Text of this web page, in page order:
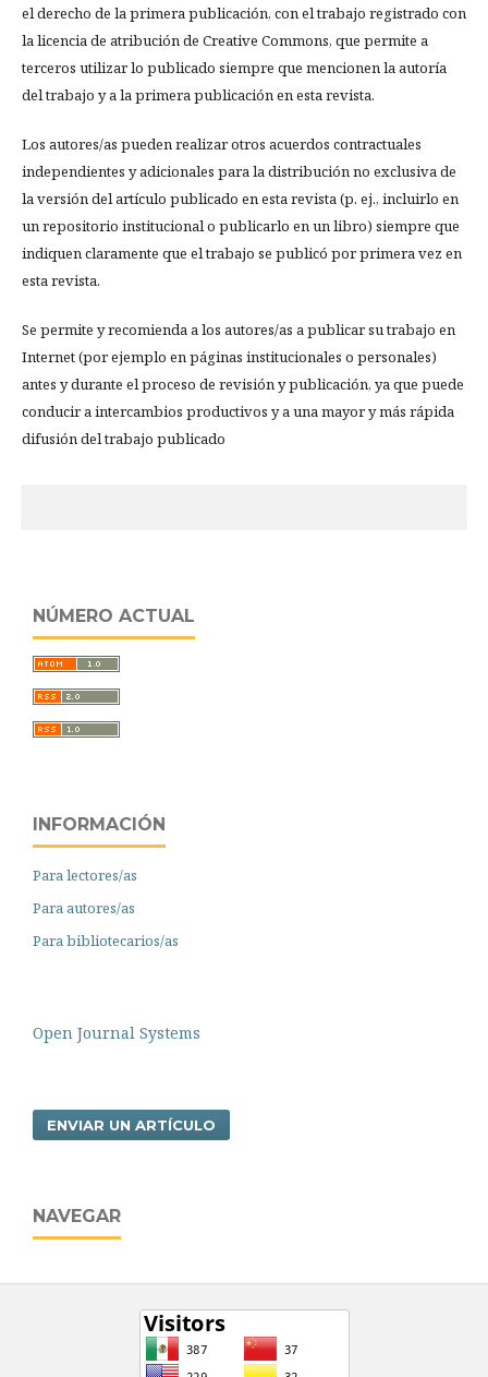
el derecho de la primera publicación, con el trabajo registrado con
la licencia de atribución de Creative Commons, que permite a
terceros utilizar lo publicado siempre que mencionen la autoría
del trabajo y a la primera publicación en esta revista.
Los autores/as pueden realizar otros acuerdos contractuales
independientes y adicionales para la distribución no exclusiva de
la versión del artículo publicado en esta revista (p. ej., incluirlo en
un repositorio institucional o publicarlo en un libro) siempre que
indiquen claramente que el trabajo se publicó por primera vez en
esta revista.
Se permite y recomienda a los autores/as a publicar su trabajo en
Internet (por ejemplo en páginas institucionales o personales)
antes y durante el proceso de revisión y publicación, ya que puede
conducir a intercambios productivos y a una mayor y más rápida
difusión del trabajo publicado
NÚMERO ACTUAL
INFORMACIÓN
Para lectores/as
Para autores/as
Para bibliotecarios/as
Open Journal Systems
ENVIAR UN ARTÍCULO
NAVEGAR